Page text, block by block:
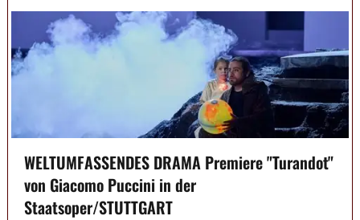
WELTUMFASSENDES DRAMA Premiere "Turandot"
von Giacomo Puccini in der
Staatsoper/STUTTGART